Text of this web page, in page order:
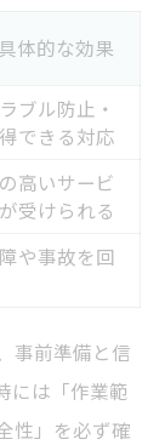
具体的な効果
ブル防止・
できる対応
高いサービ
受けられる
や事故を回
事前準備と信
には「作業範
性」を必ず確